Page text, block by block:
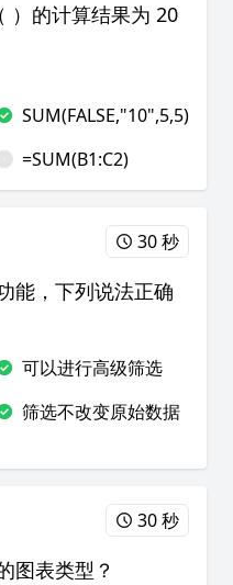
）的计算结果为 20
SUM(FALSE,"10",5,5)
=SUM(B1:C2)
30 秒
能，下列说法正确
可以进行高级筛选
筛选不改变原始数据
30 秒
图表类型？